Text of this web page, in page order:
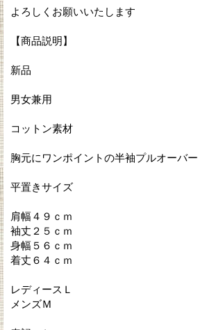
よろしくお願いいたします
【商品説明】
新品
男女兼用
コットン素材
胸元にワンポイントの半袖プルオーバ
平置きサイズ
肩幅４９ｃｍ
袖丈２５ｃｍ
身幅５６ｃｍ
着丈６４ｃｍ
レディースＬ
メンズＭ